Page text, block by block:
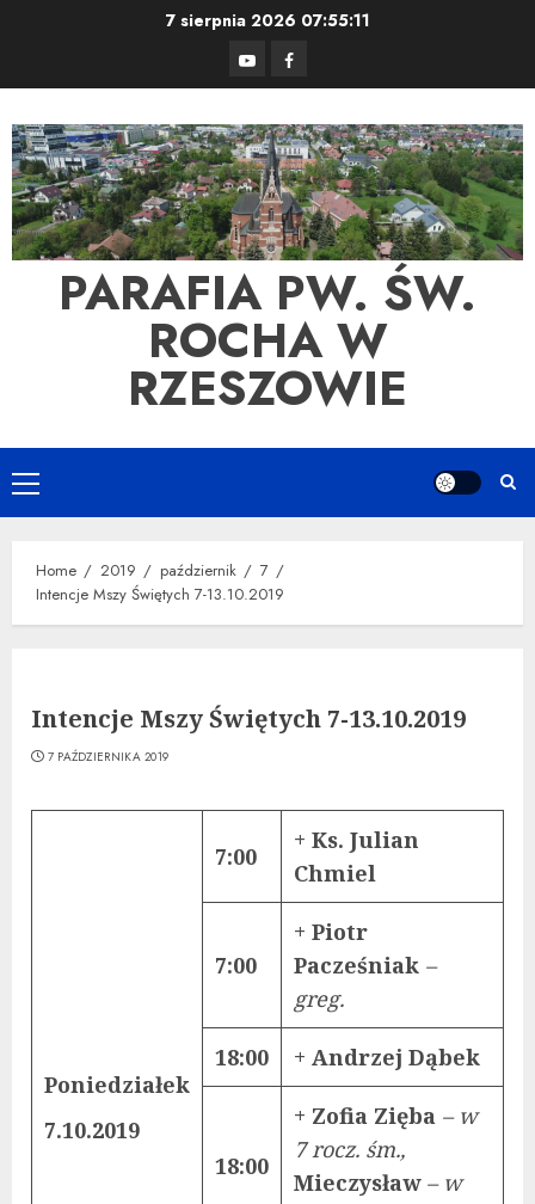
7 sierpnia 2026 07:55:12
YouTubeFacebook
PARAFIA PW. ŚW.
ROCHA W
RZESZOWIE
Primary
Menu
Home 2019 październik
7
Intencje Mszy Świętych 7-13.10.2019
Intencje Mszy Świętych 7-13.10.2019
7 PAŹDZIERNIKA 2019
Poniedziałek
7.10.2019
7:00
+ Ks. Julian
Chmiel
7:00
+ Piotr
Pacześniak –
greg.
18:00 + Andrzej Dąbek
18:00
+ Zofia Zięba – w
7 rocz. śm.,
Mieczysław – w